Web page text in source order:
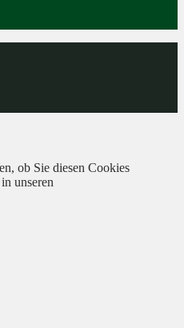
ob Sie diesen Cookies
unseren